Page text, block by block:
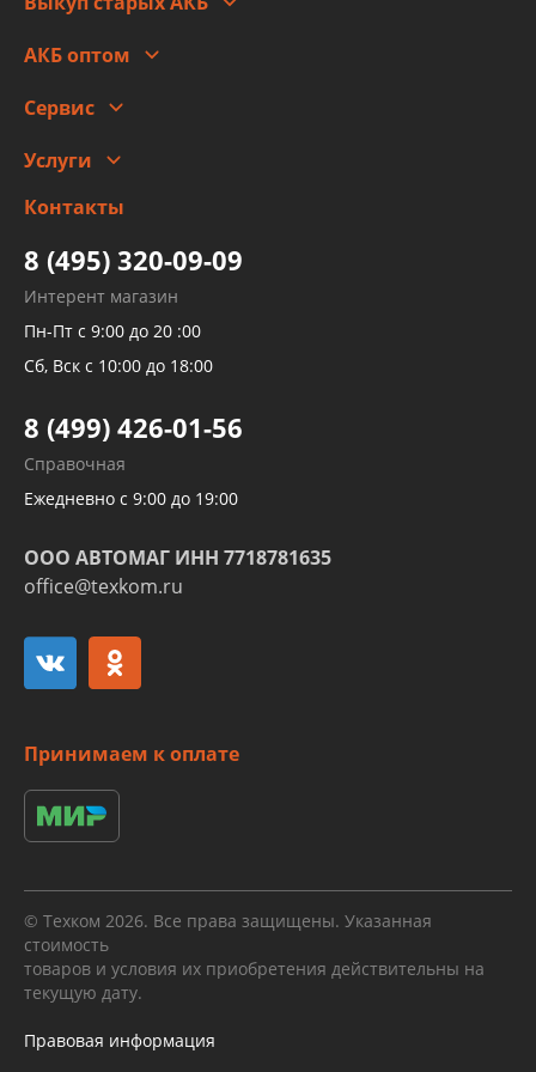
Оплата
Гарантии и возврат
АКБ оптом
Сервис
Заправка кондиционера авто
Детейлинг
Услуги
высокого давления
Тормозных трубок
Рукавов гидроусилителей
Рукавов компрессоров и турбин
Трубок кондиционеров
Развертка пайка медных стальных
алюминиевых трубок и штуцеров
Контакты
8 (495) 320-09-09
Интерент магазин
Пн-Пт с 9:00 до 20 :00
Сб, Вск с 10:00 до 18:00
8 (499) 426-01-56
Справочная
Ежедневно с 9:00 до 19:00
ООО АВТОМАГ ИНН 7718781635
office@texkom.ru
Принимаем к оплате
© Техком 2026. Все права защищены. Указанная
стоимость
товаров и условия их приобретения действительны на
текущую дату.
Правовая информация